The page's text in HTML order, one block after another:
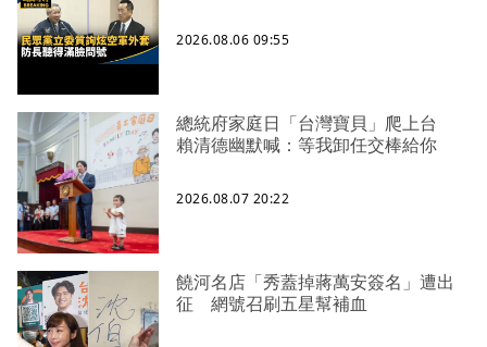
2026.08.06 09:55
總統府家庭日「台灣寶貝」爬上台
賴清德幽默喊：等我卸任交棒給你
2026.08.07 20:22
饒河名店「秀蓋掉蔣萬安簽名」遭出
征 網號召刷五星幫補血